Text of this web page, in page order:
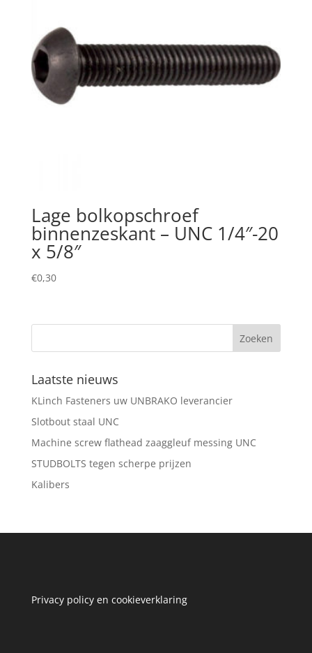
Lage bolkopschroef
binnenzeskant – UNC 1/4″-20
x 5/8″
€0,30
Laatste nieuws
KLinch Fasteners uw UNBRAKO leverancier
Slotbout staal UNC
Machine screw flathead zaaggleuf messing UNC
STUDBOLTS tegen scherpe prijzen
Kalibers
Privacy policy en cookieverklaring